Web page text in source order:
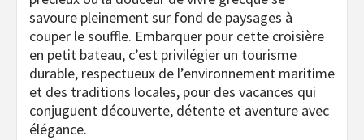
savoure pleinement sur fond de paysages à
couper le souffle. Embarquer pour cette croisière
en petit bateau, c’est privilégier un tourisme
durable, respectueux de l’environnement maritime
et des traditions locales, pour des vacances qui
conjuguent découverte, détente et aventure avec
élégance.